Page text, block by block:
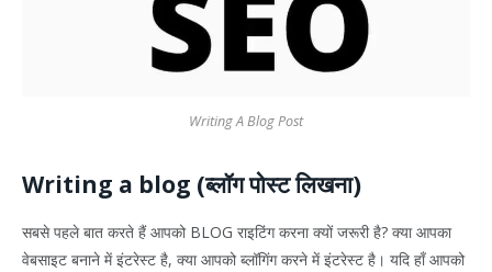
Writing A Blog Post
Writing a blog (ब्लॉग पोस्ट लिखना)
सबसे पहले बात करते हैं आपको BLOG राइटिंग करना क्यों जरूरी है? क्या आपका
वेबसाइट बनाने में इंटरेस्ट है, क्या आपको ब्लॉगिंग करने में इंटरेस्ट है। यदि हाँ आपको